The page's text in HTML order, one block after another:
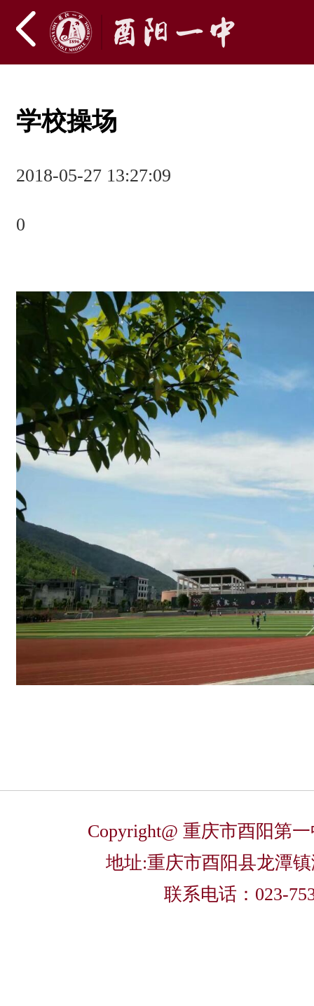
学校操场
2018-05-27 13:27:09
0
Copyright@ 重庆市酉阳第
地址:重庆市酉阳县龙潭
联系电话：023-